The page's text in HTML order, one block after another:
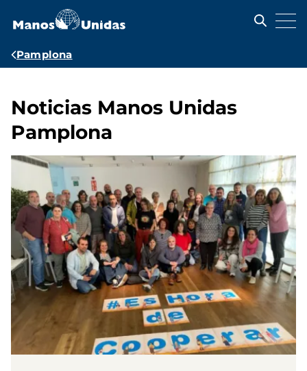
contenido
Ruta
navegación
Pamplona
Noticias Manos Unidas
Pamplona